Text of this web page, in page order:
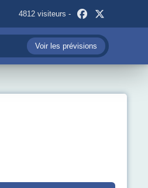
4812 visiteurs -
Voir les prévisions